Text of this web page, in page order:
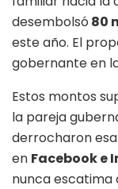
desembolsó 80
este año. El
gobernante en
Estos montos
la pareja
derrocharon
en Facebook e
nunca escatima